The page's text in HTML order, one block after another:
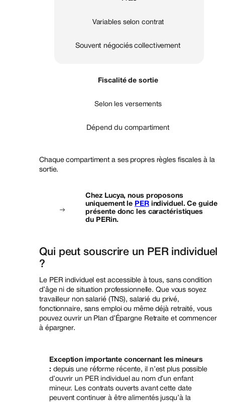
Variables selon contrat
Souvent négociés collectivement
Fiscalité de sortie
Selon les versements
Dépend du compartiment
Chaque compartiment a ses propres règles fiscales à la
sortie.
Chez Lucya, nous proposons
uniquement le PERindividuel. Ce guide
présente donc les caractéristiques
du PERin.
Qui peut souscrire un PER individuel
?
Le PER individuel est accessible à tous, sans condition
d’âge ni de situation professionnelle. Que vous soyez
travailleur non salarié (TNS), salarié du privé,
fonctionnaire, sans emploi ou même déjà retraité, vous
pouvez ouvrir un Plan d’Épargne Retraite et commencer
à épargner.
Exception importante concernant les mineurs
: depuis une réforme récente, il n’est plus possible
d’ouvrir un PER individuel au nom d’un enfant
mineur. Les contrats ouverts avant cette date
peuvent continuer à être alimentés jusqu’à la